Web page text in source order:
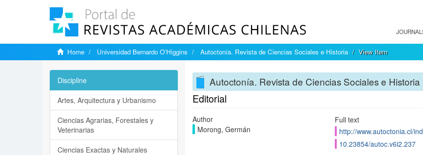
Home Universidad Bernardo O’Higgins Autoctonía. Revista de Ciencias Sociales e Historia View Item
Autoctonía. Revista de Ciencias Sociales e Historia
Editorial
Author
Morong, Germán
Full text
http://www.autoctonia.cl/
10.23854/autoc.v6i2.237
Discipline
Artes, Arquitectura y Urbanismo
Ciencias Agrarias, Forestales y
Veterinarias
Ciencias Exactas y Naturales